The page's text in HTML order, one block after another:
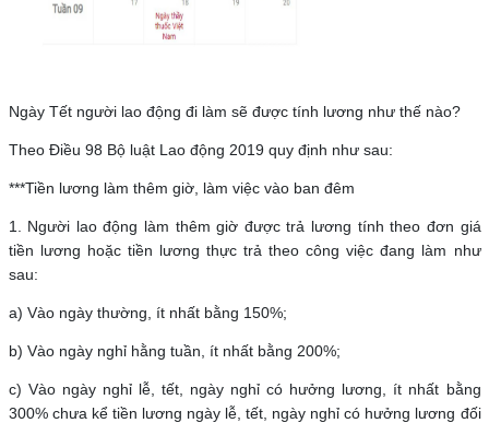
Ngày Tết người lao động đi làm sẽ được tính lương như thế nào?
Theo Điều 98 Bộ luật Lao động 2019 quy định như sau:
***Tiền lương làm thêm giờ, làm việc vào ban đêm
1. Người lao động làm thêm giờ được trả lương tính theo đơn giá
tiền lương hoặc tiền lương thực trả theo công việc đang làm như
sau:
a) Vào ngày thường, ít nhất bằng 150%;
b) Vào ngày nghỉ hằng tuần, ít nhất bằng 200%;
c) Vào ngày nghỉ lễ, tết, ngày nghỉ có hưởng lương, ít nhất bằng
300% chưa kể tiền lương ngày lễ, tết, ngày nghỉ có hưởng lương đối